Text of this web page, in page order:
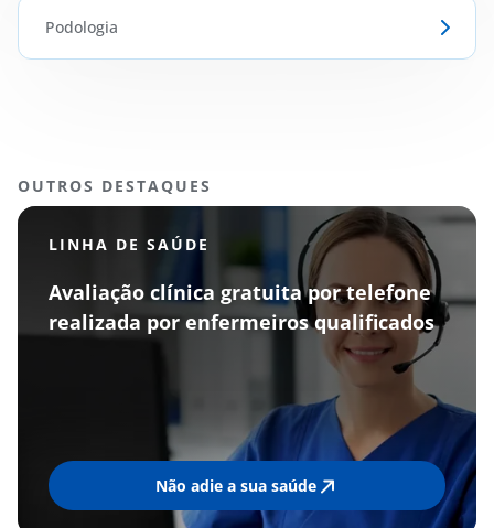
Podologia
OUTROS DESTAQUES
LINHA DE SAÚDE
Não adie a sua saúde
Avaliação clínica gratuita por telefone
realizada por enfermeiros qualificados